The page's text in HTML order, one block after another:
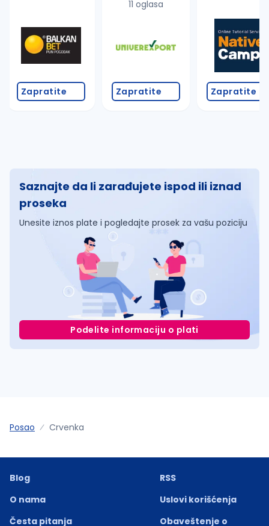
Zapratite
11 oglasa
Zapratite Zapratite
Saznajte da li zarađujete ispod ili iznad
proseka
Unesite iznos plate i pogledajte prosek za vašu poziciju
Podelite informaciju o plati
Posao Crvenka
Blog
O nama
Česta pitanja
RSS
Uslovi korišćenja
Obaveštenje o